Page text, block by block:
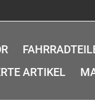
ARTIKEL